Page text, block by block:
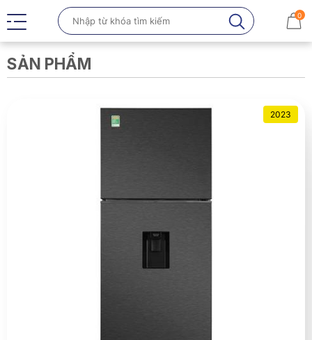
0
SẢN PHẨM
2023